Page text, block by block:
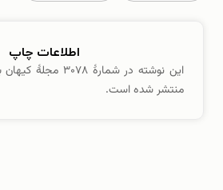
اطلاعات چاپ
منتشر شده است.